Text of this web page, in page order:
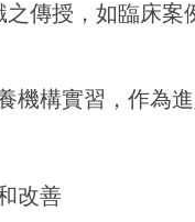
傳授，如臨床
機構實習，作為
改善